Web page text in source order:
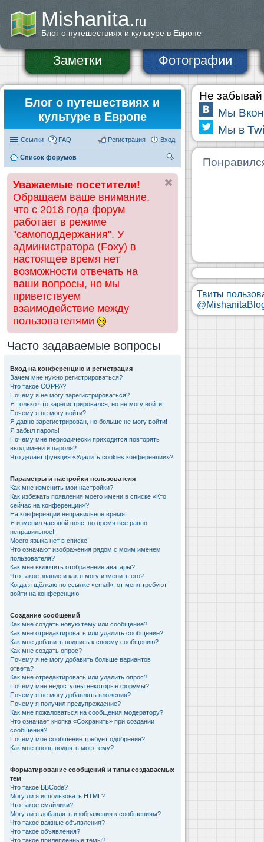
Mishanita.ru
Блог о путешествиях и культуре в Европе
Заметки Фотографии
Блог о путешествиях и
культуре в Европе
Ссылки FAQ Вход
Регистрация
Список форумов
ск
Уважаемые посетители!
Обращаем ваше внимание,
что с 2018 года форум
работает в режиме
"самоподдержания". У
администратора (Foxy) в
настоящее время нет
возможности отвечать на
ваши вопросы, но мы
приветствуем
взаимодействие между
пользователями
Часто задаваемые вопросы
Вход на конференцию и регистрация
Зачем мне нужно регистрироваться?
Что такое COPPA?
Почему я не могу зарегистрироваться?
Я только что зарегистрировался, но не могу войти!
Почему я не могу войти?
Я давно зарегистрирован, но больше не могу войти!
Я забыл пароль!
Почему мне периодически приходится повторять
ввод имени и пароля?
Что делает функция «Удалить cookies конференции»?
Параметры и настройки пользователя
Как мне изменить мои настройки?
Как избежать появления моего имени в списке «Кто
сейчас на конференции»?
На конференции неправильное время!
Я изменил часовой пояс, но время всё равно
неправильное!
Моего языка нет в списке!
Что означают изображения рядом с моим именем
пользователя?
Как мне включить отображение аватары?
Что такое звание и как я могу изменить его?
Когда я щёлкаю по ссылке «email», от меня требуют
войти на конференцию!
Создание сообщений
Как мне создать новую тему или сообщение?
Как мне отредактировать или удалить сообщение?
Как мне добавить подпись к своему сообщению?
Как мне создать опрос?
Почему я не могу добавить больше вариантов
ответа?
Как мне отредактировать или удалить опрос?
Почему мне недоступны некоторые форумы?
Почему я не могу добавлять вложения?
Почему я получил предупреждение?
Как мне пожаловаться на сообщения модератору?
Что означает кнопка «Сохранить» при создании
сообщения?
Почему моё сообщение требует одобрения?
Как мне вновь поднять мою тему?
Форматирование сообщений и типы создаваемых
тем
Что такое BBCode?
Могу ли я использовать HTML?
Что такое смайлики?
Могу ли я добавлять изображения к сообщениям?
Что такое важные объявления?
Что такое объявления?
Что такое прилепленные темы?
Не забывай
Мы
Мы в
Твиты